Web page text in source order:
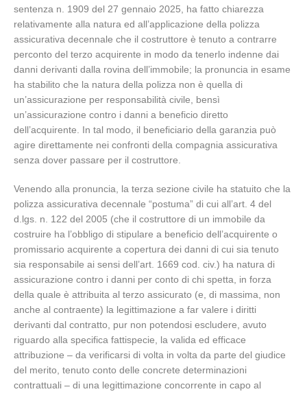
sentenza n. 1909 del 27 gennaio 2025, ha fatto chiarezza
relativamente alla natura ed all’applicazione della polizza
assicurativa decennale che il costruttore è tenuto a contrarre
perconto del terzo acquirente in modo da tenerlo indenne dai
danni derivanti dalla rovina dell’immobile; la pronuncia in esame
ha stabilito che la natura della polizza non è quella di
un’assicurazione per responsabilità civile, bensì
un’assicurazione contro i danni a beneficio diretto
dell’acquirente. In tal modo, il beneficiario della garanzia può
agire direttamente nei confronti della compagnia assicurativa
senza dover passare per il costruttore.
Venendo alla pronuncia, la terza sezione civile ha statuito che la
polizza assicurativa decennale “postuma” di cui all’art. 4 del
d.lgs. n. 122 del 2005 (che il costruttore di un immobile da
costruire ha l’obbligo di stipulare a beneficio dell’acquirente o
promissario acquirente a copertura dei danni di cui sia tenuto
sia responsabile ai sensi dell’art. 1669 cod. civ.) ha natura di
assicurazione contro i danni per conto di chi spetta, in forza
della quale è attribuita al terzo assicurato (e, di massima, non
anche al contraente) la legittimazione a far valere i diritti
derivanti dal contratto, pur non potendosi escludere, avuto
riguardo alla specifica fattispecie, la valida ed efficace
attribuzione – da verificarsi di volta in volta da parte del giudice
del merito, tenuto conto delle concrete determinazioni
contrattuali – di una legittimazione concorrente in capo al